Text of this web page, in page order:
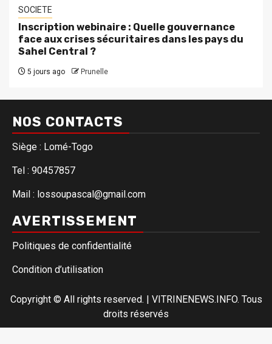
SOCIETE
Inscription webinaire : Quelle gouvernance
face aux crises sécuritaires dans les pays du
Sahel Central ?
5 jours ago Prunelle
NOS CONTACTS
Siège : Lomé-Togo
Tel : 90457857
Mail : lossoupascal@gmail.com
AVERTISSEMENT
Politiques de confidentialité
Condition d’utilisation
Copyright © All rights reserved.
VITRINENEWS.INFO. Tous
droits réservés